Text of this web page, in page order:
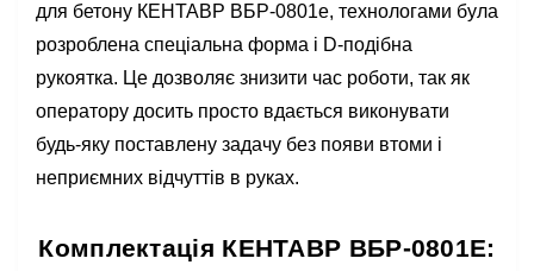
для бетону КЕНТАВР ВБР-0801е, технологами була
розроблена спеціальна форма і D-подібна
рукоятка. Це дозволяє знизити час роботи, так як
оператору досить просто вдається виконувати
будь-яку поставлену задачу без появи втоми і
неприємних відчуттів в руках.
Комплектація КЕНТАВР ВБР-0801Е: